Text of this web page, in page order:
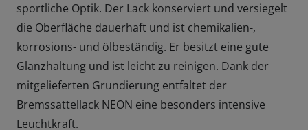
sportliche Optik. Der Lack konserviert und versiegelt
die Oberfläche dauerhaft und ist chemikalien-,
korrosions- und ölbeständig. Er besitzt eine gute
Glanzhaltung und ist leicht zu reinigen. Dank der
mitgelieferten Grundierung entfaltet der
Bremssattellack NEON eine besonders intensive
Leuchtkraft.